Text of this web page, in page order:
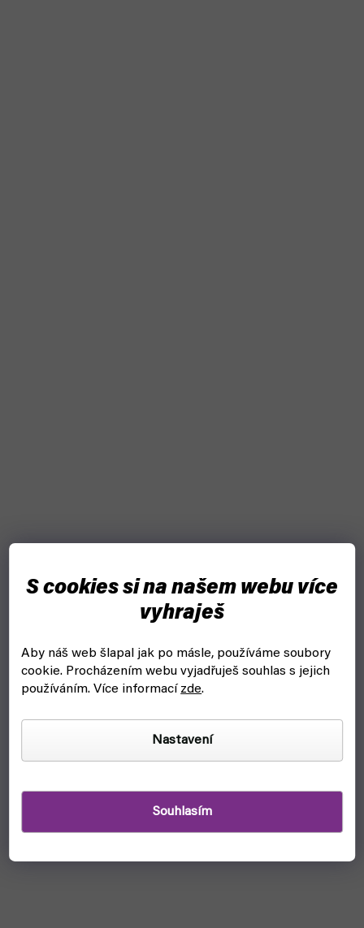
S cookies si na našem webu více
vyhraješ
Aby náš web šlapal jak po másle, používáme soubory
cookie. Procházením webu vyjadřuješ souhlas s jejich
používáním. Více informacízde.
Nastavení
Souhlasím